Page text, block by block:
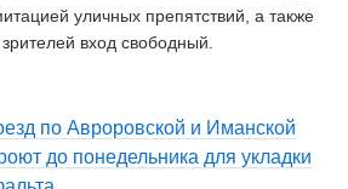
уличных препятствий, а также
вход свободный.
по Авроровской и Иманской
до понедельника для укладки